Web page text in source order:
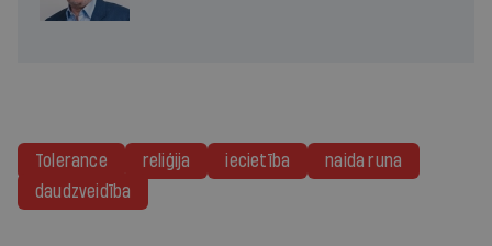
Tolerance reliģija iecietība
naida runa
daudzveidība